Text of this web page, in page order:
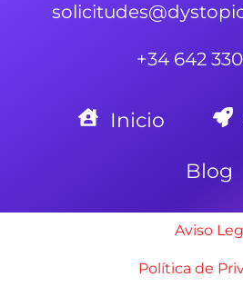
+34 642
Inicio
Blog
Aviso
Política de